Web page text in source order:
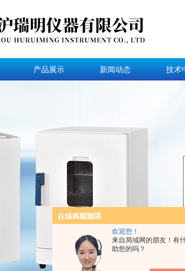
欢迎您！
来自局域网的朋友！有
助您的吗？
产品展示 新闻动态 技术